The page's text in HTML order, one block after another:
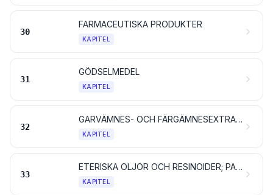
30
FARMACEUTISKA PRODUKTER
KAPITEL
31
GÖDSELMEDEL
KAPITEL
32
GARVÄMNES- OCH FÄRGÄMNESEXTRAKTER; GARVSYROR OCH GARVSYRADERIVAT; PIGMENT OCH ANDRA FÄRGÄMNEN; LACKER OCH ANDRA MÅLNINGSFÄRGER; KITT OCH ANDRA TÄTNINGS- OCH UTFYLLNINGSMEDEL; TRYCKFÄRGER, BLÄCK OCH TUSCH
KAPITEL
33
ETERISKA OLJOR OCH RESINOIDER; PARFYMERINGS-, SKÖNHETS- OCH KROPPSVÅRDSMEDEL
KAPITEL